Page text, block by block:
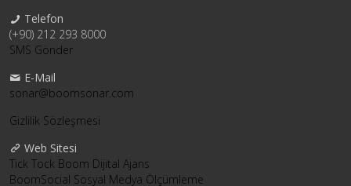
Telefon
(+90) 212 293 8000
SMS Gönder
E-Mail
sonar@boomsonar.com
Gizlilik Sözleşmesi
Web Sitesi
Tick Tock Boom Dijital Ajans
BoomSocial Sosyal Medya Ölçümleme